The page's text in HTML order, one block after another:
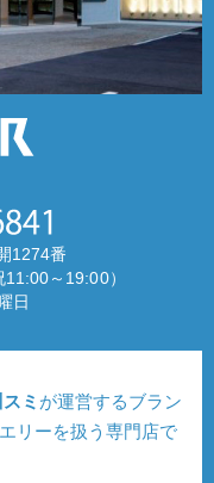
1274番
～19:00）
日
ミ が運営するブラン
リーを扱う専門店で